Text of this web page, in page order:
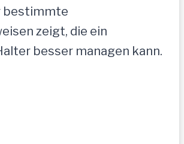
bestimmte
zeigt, die ein
besser managen kann.